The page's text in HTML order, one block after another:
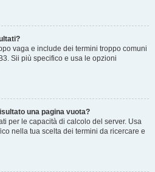
vaga e include dei termini troppo comuni
Sii più specifico e usa le opzioni
una pagina vuota?
per le capacità di calcolo del server. Usa
nella tua scelta dei termini da ricercare e